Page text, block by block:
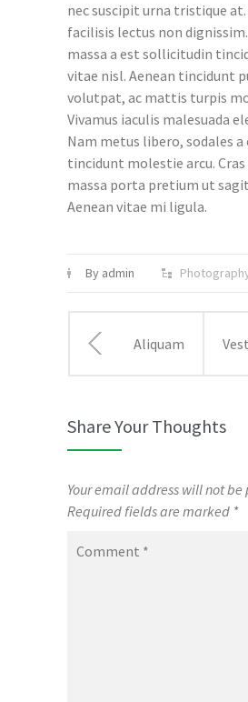
nec suscipit urna tristique
facilisis lectus non
massa a est sollicitudin
vitae nisl. Aenean tincidunt
volutpat, ac mattis turpis
Vivamus iaculis malesuada
Nam metus libero, sodales a
tincidunt molestie arcu.
massa porta pretium ut
Aenean vitae mi ligula.
By admin
Aliquam
convallis
non
tempor
Share Your Thoughts
Your email address will not be
Required fields are marked *
Comment *